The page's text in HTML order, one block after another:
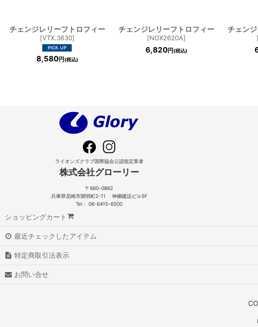
チェンジレリーフトロフィー
[VTX.3630]
8,580円 (税込)
チェンジレリーフトロフィー
[NOX2620A]
6,820円 (税込)
チェン
ライオンズクラブ国際協会公認指定業者
株式会社グローリー
〒660-0862
兵庫県尼崎市開明町2-11 神鋼建設ビル5F
Tel： 06-6415-6500
ショッピングカート
最近チェックしたアイテム
特定商取引法表示
お問い合せ